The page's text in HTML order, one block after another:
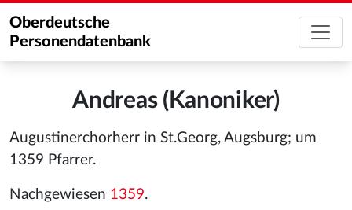
Oberdeutsche
Personendatenbank
Andreas (Kanoniker)
Augustinerchorherr in St.Georg, Augsburg; um
1359 Pfarrer.
Nachgewiesen 1359.